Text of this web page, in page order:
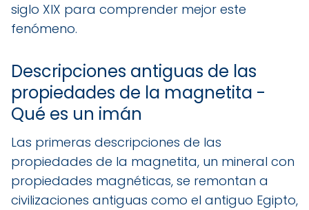
siglo XIX para comprender mejor este
fenómeno.
Descripciones antiguas de las
propiedades de la magnetita -
Qué es un imán
Las primeras descripciones de las
propiedades de la magnetita, un mineral con
propiedades magnéticas, se remontan a
civilizaciones antiguas como el antiguo Egipto,